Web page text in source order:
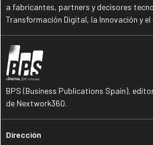
a fabricantes, partners y decisores
Transformación Digital, la Innovación y
BPS (Business Publications Spain),
de Nextwork360.
Dirección